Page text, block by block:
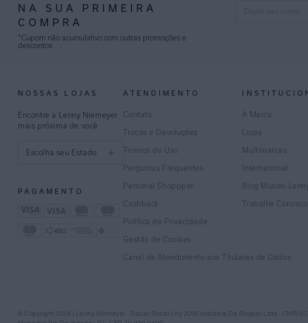
NA SUA PRIMEIRA
COMPRA
*Cupom não acumulativo com outras promoções e
descontos
NOSSAS LOJAS
Encontre a Lenny Niemeyer
mais próxima de você
Escolha seu Estado
Distrito Federal
PAGAMENTO
ATENDIMENTO
Contato
Trocas e Devoluções
Termos de Uso
Perguntas Frequentes
Personal Shoppper
Cashback
Política de Privacidade
Gestão de Cookies
Canal de Atendimento aos Títulares de Dados
A Marca
Lojas
Multimarcas
International
Blog Mundo
Trabalhe Conosco
© Copyright 2018 | Lenny Niemeyer - Razão Social Lny 2005 Indústria De Roupas Ltda - CNPJ